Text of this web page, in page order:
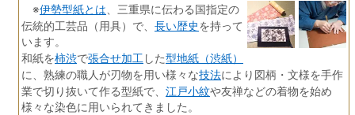
※伊勢型紙とは 、三重県に伝わる国指定の
伝統的工芸品（用具）で、 長い歴史を持って
います。
和紙を柿渋で張合せ加工 した型地紙（渋紙）
に、熟練の職人が刃物を用い様々な技法により図柄・文様を手作
業で切り抜いて作る型紙で、 江戸小紋や友禅などの着物を始め
様々な染色に用いられてきました。